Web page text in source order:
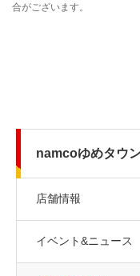
namcoゆめタウ
店舗情報
イベント&ニュース